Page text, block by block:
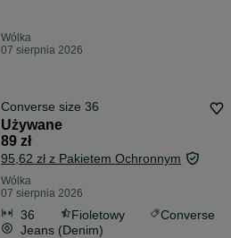
Wólka
07 sierpnia 2026
Converse size 36
Używane
89 zł
95,62 zł z Pakietem Ochronnym
Wólka
07 sierpnia 2026
36 Fioletowy
Converse
Jeans (Denim)